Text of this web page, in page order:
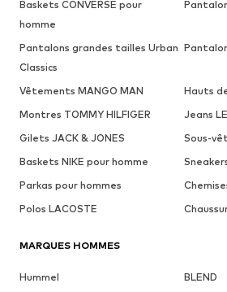
Baskets CONVERSE pour
homme
Pantalons grandes tailles Urban
Classics
Vêtements MANGO MAN
Hauts
Montres TOMMY HILFIGER
Jeans
Gilets JACK & JONES
Sous-
Baskets NIKE pour homme
Parkas pour hommes
Polos LACOSTE
MARQUES HOMMES
Hummel
BLEND